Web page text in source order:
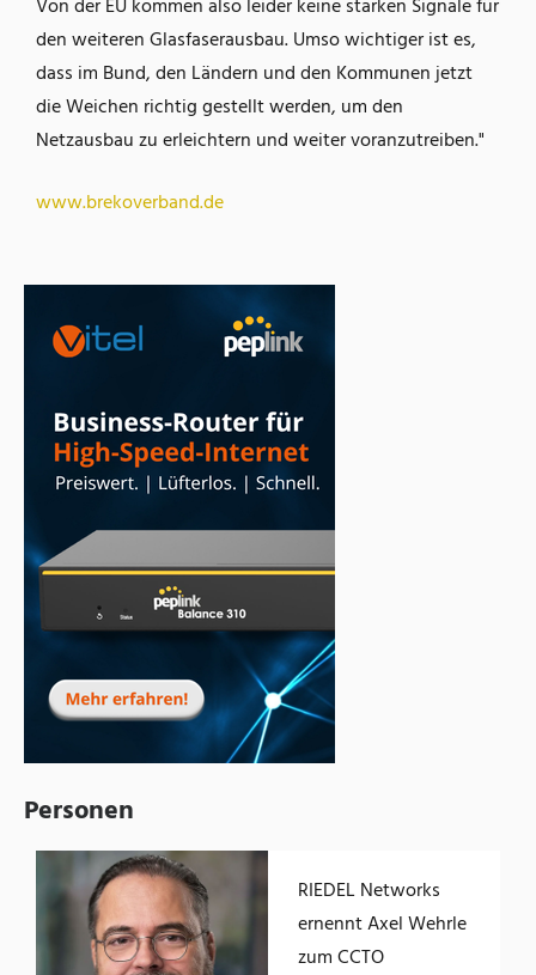
Personen
RIEDEL Networks
ernennt Axel Wehrle
zum CCTO
Von der EU kommen also leider keine starken Signale für
den weiteren Glasfaserausbau. Umso wichtiger ist es,
dass im Bund, den Ländern und den Kommunen jetzt
die Weichen richtig gestellt werden, um den
Netzausbau zu erleichtern und weiter voranzutreiben."
www.brekoverband.de